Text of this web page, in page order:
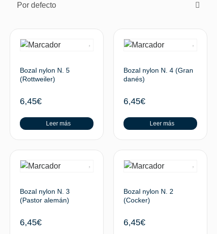
Por defecto
Bozal nylon N. 5
(Rottweiler)
6,45€
Leer más
Bozal nylon N. 4 (Gran
danés)
6,45€
Leer más
Bozal nylon N. 3
(Pastor alemán)
6,45€
Bozal nylon N. 2
(Cocker)
6,45€